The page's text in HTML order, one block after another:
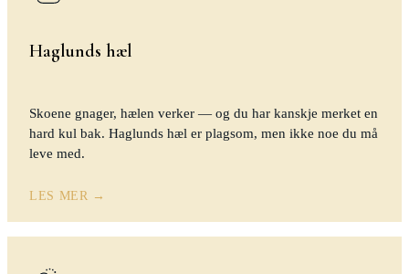
Haglunds hæl
Skoene gnager, hælen verker — og du har kanskje merket en
hard kul bak. Haglunds hæl er plagsom, men ikke noe du må
leve med.
LES MER →